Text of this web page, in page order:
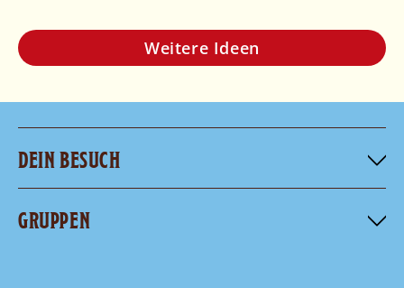
Weitere Ideen
DEIN BESUCH
GRUPPEN